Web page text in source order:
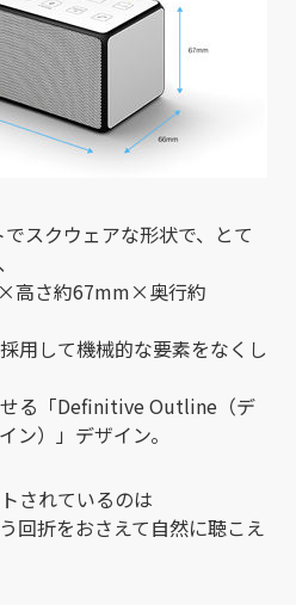
でスクウェアな形状で、とて
高さ約67mm×奥行約
用して機械的な要素をなくし
る「Definitive Outline（デ
ン）」デザイン。
されているのは
回折をおさえて自然に聴こえ